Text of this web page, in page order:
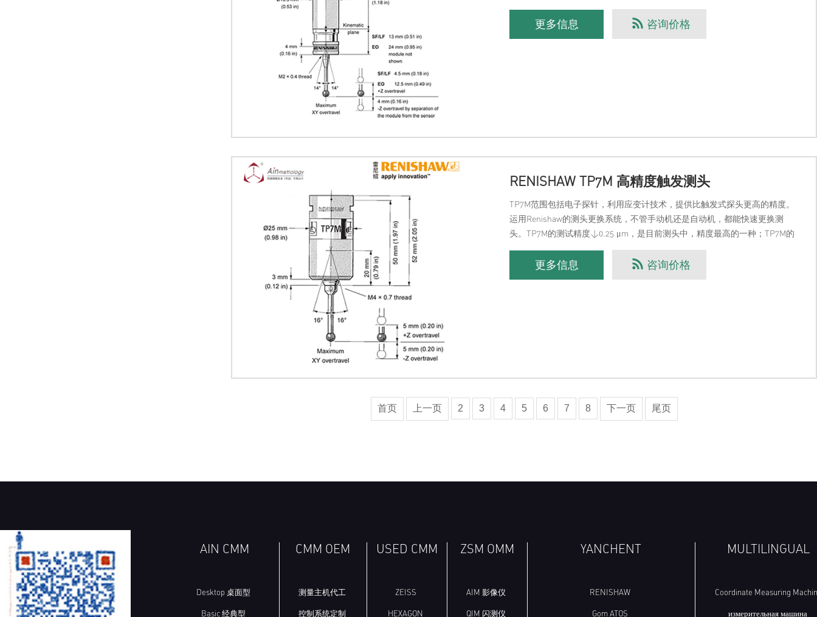
属于电子测头，具有更高的灵敏度，另外在测
更多信息 咨询价格
RENISHAW TP7M 高精度触发测头
TP7M范围包括电子探针，利用应变计技术，提供比触发式探头更高的精度。
运用Renishaw的测头更换系统，不管手动机还是自动机，都能快速更换测
头。TP7M的测试精度<0.25 μm，是目前测头中，精度最高的一种；TP7M的
主要特点：优异的重复性和高精
更多信息 咨询价格
首页 上一页 2 3 4 5 6 7 8 下一页 尾页
AIN CMM
Desktop 桌面型
Basic 经典型
CMM OEM
测量主机代工
控制系统定制
USED CMM
ZEISS
HEXAGON
ZSM OMM
AIM 影像仪
QIM 闪测仪
YANCHENT
RENISHAW
Gom ATOS
MULTILINGUAL
Coordinate Measuring
измерительная машина